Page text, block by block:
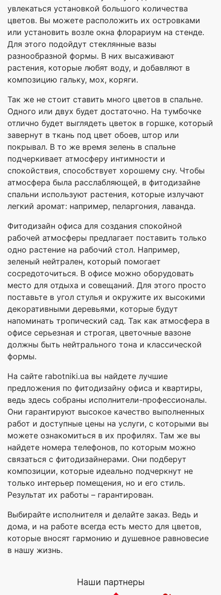
увлекаться установкой большого количества
цветов. Вы можете расположить их островками
или установить возле окна флорариум на стенде.
Для этого подойдут стеклянные вазы
разнообразной формы. В них высаживают
растения, которые любят воду, и добавляют в
композицию гальку, мох, коряги.
Так же не стоит ставить много цветов в спальне.
Одного или двух будет достаточно. На тумбочке
отлично будет выглядеть цветок в горшке, который
завернут в ткань под цвет обоев, штор или
покрывал. В то же время зелень в спальне
подчеркивает атмосферу интимности и
спокойствия, способствует хорошему сну. Чтобы
атмосфера была расслабляющей, в фитодизайне
спальни используют растения, которые излучают
легкий аромат: например, пеларгония, лаванда.
Фитодизайн офиса для создания спокойной
рабочей атмосферы предлагает поставить только
одно растение на рабочий стол. Например,
зеленый нейтрален, который помогает
сосредоточиться. В офисе можно оборудовать
место для отдыха и совещаний. Для этого просто
поставьте в угол стулья и окружите их высокими
декоративными деревьями, которые будут
напоминать тропический сад. Так как атмосфера в
офисе серьезная и строгая, цветочные вазоне
должны быть нейтрального тона и классической
формы.
На сайте rabotniki.ua вы найдете лучшие
предложения по фитодизайну офиса и квартиры,
ведь здесь собраны исполнители-профессионалы.
Они гарантируют высокое качество выполненных
работ и доступные цены на услуги, с которыми вы
можете ознакомиться в их профилях. Там же вы
найдете номера телефонов, по которым можно
связаться с фитодизайнерами. Они подберут
композиции, которые идеально подчеркнут не
только интерьер помещения, но и его стиль.
Результат их работы – гарантирован.
Выбирайте исполнителя и делайте заказ. Ведь и
дома, и на работе всегда есть место для цветов,
которые вносят гармонию и душевное равновесие
в нашу жизнь.
Наши партнеры